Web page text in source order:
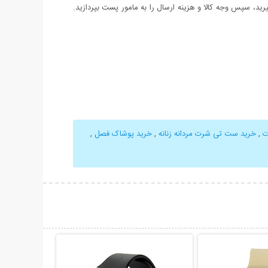
سپس وجه کالا و هزینه ارسال را به مامور پست بپردازید.
,خرید ست تی شرت مردانه زنانه ,خرید پوشاک فصل ,